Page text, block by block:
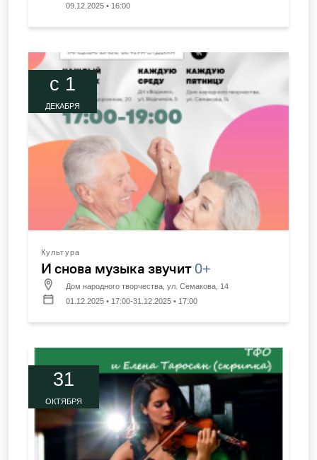
09.12.2025 • 16:00
c 1
ДЕКАБРЯ
Культура
И снова музыка звучит0+
Дом народного творчества, ул. Семакова, 14
01.12.2025 • 17:00-31.12.2025 • 17:00
31
ОКТЯБРЯ